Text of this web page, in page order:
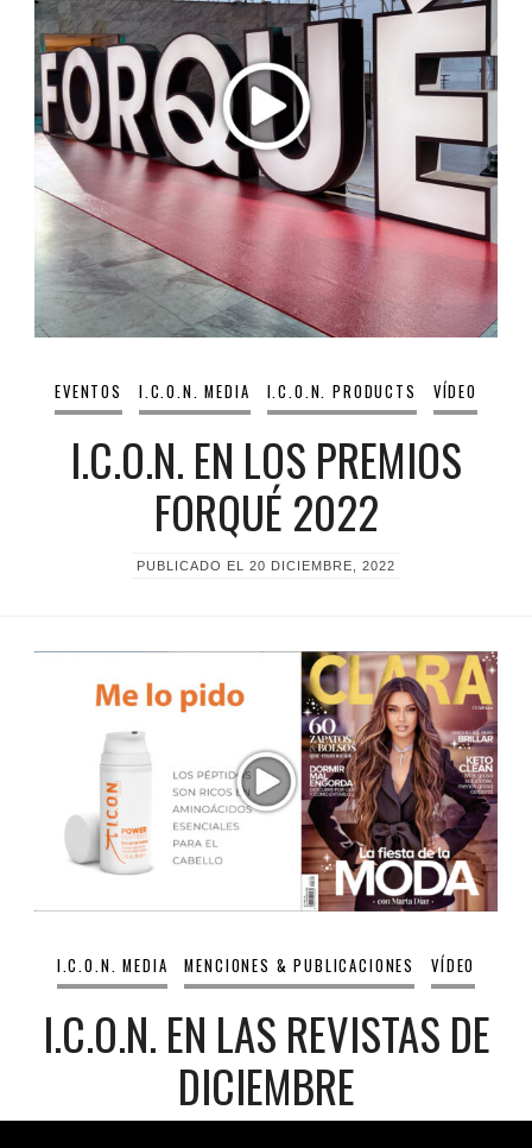
EVENTOS I.C.O.N. MEDIA I.C.O.N. PRODUCTS VÍDEO
I.C.O.N. EN LOS PREMIOS
FORQUÉ 2022
PUBLICADO EL 20 DICIEMBRE, 2022
I.C.O.N. MEDIA MENCIONES & PUBLICACIONES VÍDEO
I.C.O.N. EN LAS REVISTAS DE
DICIEMBRE